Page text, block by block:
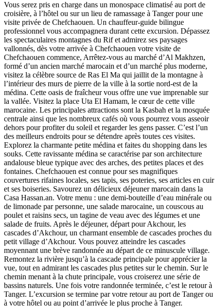
Vous serez pris en charge dans un monospace climatisé au port de
croisière, à l’hôtel ou sur un lieu de ramassage à Tanger pour une
visite privée de Chefchaouen. Un chauffeur-guide bilingue
professionnel vous accompagnera durant cette excursion. Dépassez
les spectaculaires montagnes du Rif et admirez ses paysages
vallonnés, dès votre arrivée à Chefchaouen votre visite de
Chefchaouen commence, Arrêtez-vous au marché d’Al Makhzen,
formé d’un ancien marché marocain et d’un marché plus moderne,
visitez la célèbre source de Ras El Ma qui jaillit de la montagne à
l’intérieur des murs de pierre de la ville à la sortie nord-est de la
médina. Cette oasis de fraîcheur vous offre une vue imprenable sur
la vallée. Visitez la place Uta El Hamam, le cœur de cette ville
marocaine. Les principales attractions sont la Kasbah et la mosquée
centrale ainsi que les nombreux cafés où vous pourrez vous asseoir
dehors pour profiter du soleil et regarder les gens passer. C’est l’un
des meilleurs endroits pour se détendre après toutes ces visites.
Explorez la charmante petite médina et faites du shopping dans les
souks. Cette ravissante médina se caractérise par son architecture
andalouse bleue typique avec des arches, des petites places et des
fontaines. Chefchaouen est connue pour ses magnifiques
couvertures rifaines locales, ses tapis, ses poteries, ses articles en cuir
et ses boiseries. Savourez un délicieux déjeuner marocain dans la
Casa Hassan.an. Votre menu : une demi-bouteille d’eau minérale ou
de limonade par personne, une salade marocaine, un couscous au
poulet et raisins secs, un tagine de veau avec des légumes et une
salade de fruits. Après le déjeuner, départ pour Akchour, les
cascades d’Akchour, un charmant ensemble de cascades proches du
petit village d’Akchour. Vous pouvez atteindre les cascades
moyennant une brève randonnée au départ de ce minuscule village.
Remontez la rivière jusqu’à la cascade principale pour apprécier la
vue, tout en admirant les cascades plus petites sur le chemin. Sur le
chemin menant à la chute principale, vous croiserez une série de
bassins naturels. Une fois votre randonnée terminée, c’est le retour à
Tanger. L’excursion se termine par votre retour au port de Tanger ou
à votre hôtel ou au point d’arrivée le plus proche à Tanger.